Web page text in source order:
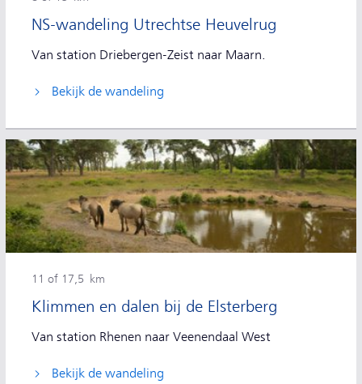
NS-wandeling Utrechtse Heuvelrug
Van station Driebergen-Zeist naar Maarn.
Bekijk de wandeling
Klimmen en dalen bij de Elsterberg
11 of 17,5 km
Van station Rhenen naar Veenendaal West
Bekijk de wandeling